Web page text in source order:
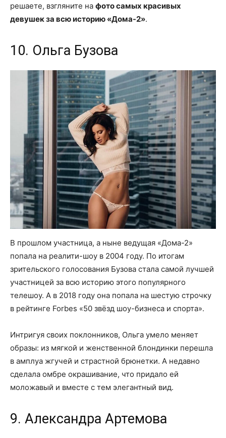
решаете, взгляните на фото самых красивых
девушек за всю историю «Дома-2».
10. Ольга Бузова
В прошлом участница, а ныне ведущая «Дома-2»
попала на реалити-шоу в 2004 году. По итогам
зрительского голосования Бузова стала самой лучшей
участницей за всю историю этого популярного
телешоу. А в 2018 году она попала на шестую строчку
в рейтинге Forbes «50 звёзд шоу-бизнеса и спорта».
Интригуя своих поклонников, Ольга умело меняет
образы: из мягкой и женственной блондинки перешла
в амплуа жгучей и страстной брюнетки. А недавно
сделала омбре окрашивание, что придало ей
моложавый и вместе с тем элегантный вид.
9. Александра Артемова